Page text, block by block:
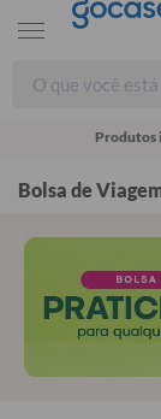
Produtos
Bolsa de